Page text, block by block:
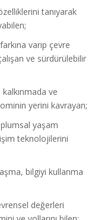
tanıyarak
varıp çevre
ve sürdürülebilir
ve
yerini kavrayan;
yaşam
teknolojilerini
bilgiyi kullanma
değerleri